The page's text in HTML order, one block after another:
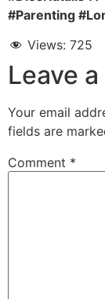
#Parenting
Views: 725
Leave
Your email
fields are
Comment *